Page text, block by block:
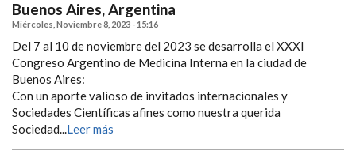
Buenos Aires, Argentina
Miércoles, Noviembre 8, 2023 - 15:16
Del 7 al 10 de noviembre del 2023 se desarrolla el XXXI
Congreso Argentino de Medicina Interna en la ciudad de
Buenos Aires:
Con un aporte valioso de invitados internacionales y
Sociedades Científicas afines como nuestra querida
Sociedad...Leer más